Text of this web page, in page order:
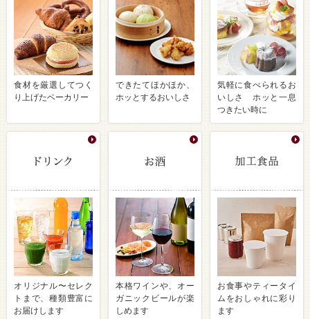
食材を厳選してつく
り上げたベーカリー
できたてほかほか、
ホッとするおいしさ
気軽に食べられるお
いしさ ホッと一息
つきたい時に
オリジナル〜セレク
トまで、種類豊富に
お届けします
本格ワインや、オー
ガニックビールが楽
しめます
お食事やティータイ
ムをおしゃれに彩り
ます